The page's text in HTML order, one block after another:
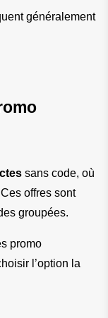
généralement
sans code, où
offres sont
groupées.
promo
l’option la